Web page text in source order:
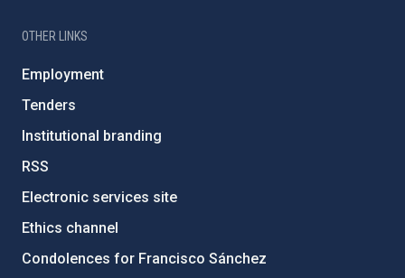
OTHER LINKS
Employment
Tenders
Institutional branding
RSS
Electronic services site
Ethics channel
Condolences for Francisco Sánchez